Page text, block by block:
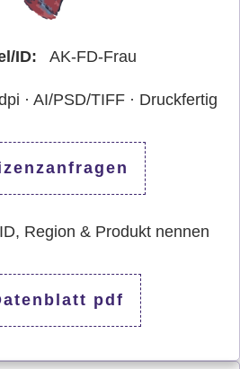
ID: AK-FD-Frau
· AI/PSD/TIFF · Druckfertig
Region & Produkt nennen
pdf